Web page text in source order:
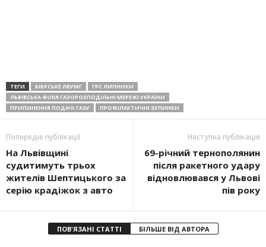
ТЕГИ БІБРСЬКЕ ЛВУМГ
ГРС ЛИПНИКИ
ЛЬВІВСЬКА ФІЛІЯ ГАЗОРОЗПОДІЛЬНІ МЕРЕЖІ УКРАЇНИ
ПРИПИНЕННЯ ПОДАЧІ ГАЗУ
ПРОФІЛАКТИЧНІ ЗУПИНКИ
Попередні публікації
На Львівщині
судитимуть трьох
жителів Шептицького за
серію крадіжок з авто
Наступна публікація
69-річний тернополянин
після ракетного удару
відновлювався у Львові
пів року
ПОВ'ЯЗАНІ СТАТТІ БІЛЬШЕ ВІД АВТОРА